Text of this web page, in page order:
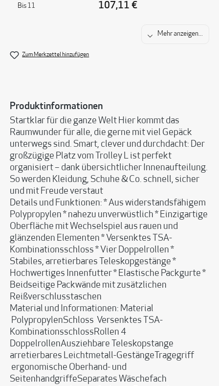
Bis 11 107,11 €
Mehr anzeigen...
Zum Merkzettel hinzufügen
Produktinformationen
Startklar für die ganze Welt Hier kommt das
Raumwunder für alle, die gerne mit viel Gepäck
unterwegs sind. Smart, clever und durchdacht: Der
großzügige Platz vom Trolley L ist perfekt
organisiert – dank übersichtlicher Innenaufteilung.
So werden Kleidung, Schuhe & Co. schnell, sicher
und mit Freude verstaut
Details und Funktionen: * Aus widerstandsfähigem
Polypropylen * nahezu unverwüstlich * Einzigartige
Oberfläche mit Wechselspiel aus rauen und
glänzenden Elementen * Versenktes TSA-
Kombinationsschloss * Vier Doppelrollen *
Stabiles, arretierbares Teleskopgestänge *
Hochwertiges Innenfutter * Elastische Packgurte *
Beidseitige Packwände mit zusätzlichen
Reißverschlusstaschen
Material und Informationen: Material
PolypropylenSchloss Versenktes TSA-
KombinationsschlossRollen 4
DoppelrollenAusziehbare Teleskopstange
arretierbares Leichtmetall-GestängeTragegriff
ergonomische Oberhand- und
SeitenhandgriffeSeparates Wäschefach